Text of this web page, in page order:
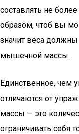
составлять не
образом, чтоб вы
значит веса
мышечной массы.
Единственное, чем
отличаются от
массы — это
ограничивать себя